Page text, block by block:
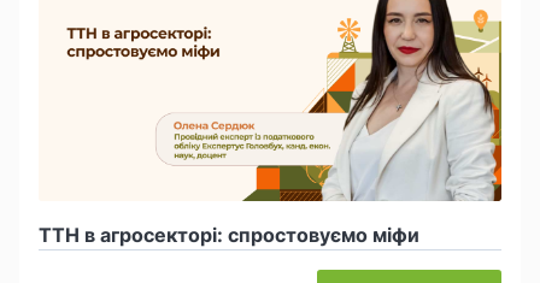
ТТН в агросекторі: спростовуємо міфи